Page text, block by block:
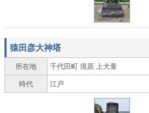
猿田彦大神塔
所在地 千代田町 境原 上犬童
時代 江戸